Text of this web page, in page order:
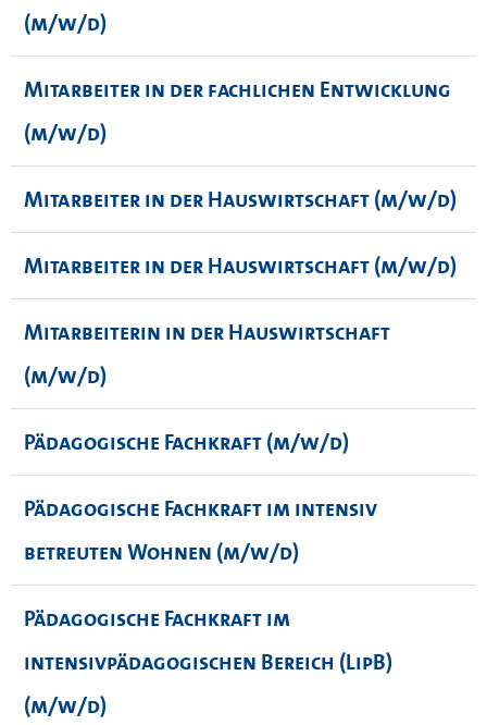
(m/w/d)
Mitarbeiter in der fachlichen Entwicklung
(m/w/d)
Mitarbeiter in der Hauswirtschaft (m/w/d)
Mitarbeiter in der Hauswirtschaft (m/w/d)
Mitarbeiterin in der Hauswirtschaft
(m/w/d)
Pädagogische Fachkraft (m/w/d)
Pädagogische Fachkraft im intensiv
betreuten Wohnen (m/w/d)
Pädagogische Fachkraft im
intensivpädagogischen Bereich (LipB)
(m/w/d)